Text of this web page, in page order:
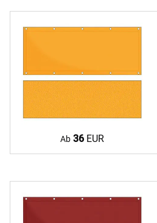
Ab 36 EUR